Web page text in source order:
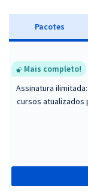
Pacotes
Mais completo!
Assinatura
cursos atualizados